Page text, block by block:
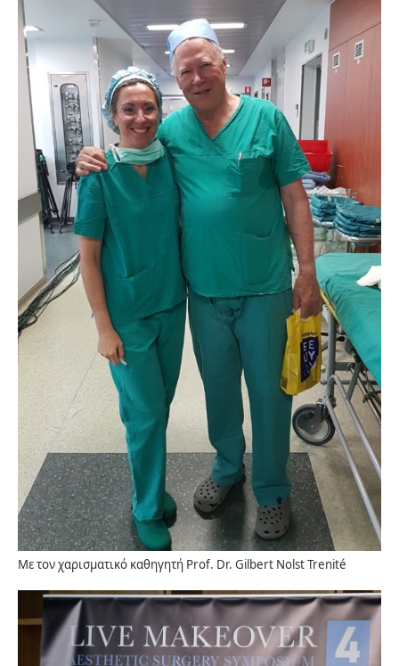
Με τον χαρισματικό καθηγητή Prof. Dr. Gilbert Nolst Trenité